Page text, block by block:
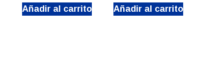
Añadir al carrito Añadir al carrito